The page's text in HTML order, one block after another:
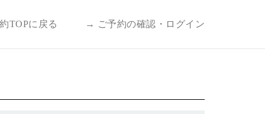
TOPに戻る → ご予約の確認・ログイン